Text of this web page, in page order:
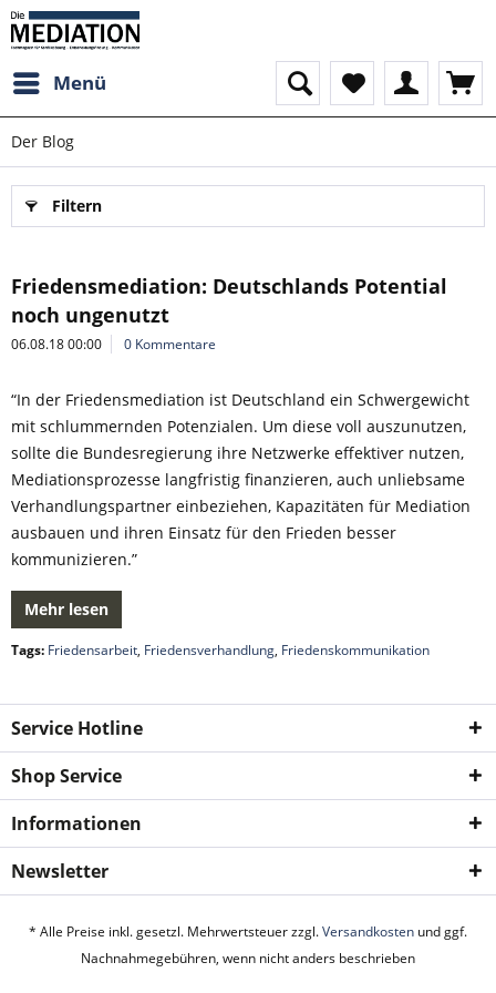
Menü
Der Blog
Filtern
Friedensmediation: Deutschlands Potential
noch ungenutzt
06.08.18 00:00 0 Kommentare
“In der Friedensmediation ist Deutschland ein Schwergewicht
mit schlummernden Potenzialen. Um diese voll auszunutzen,
sollte die Bundesregierung ihre Netzwerke effektiver nutzen,
Mediationsprozesse langfristig finanzieren, auch unliebsame
Verhandlungspartner einbeziehen, Kapazitäten für Mediation
ausbauen und ihren Einsatz für den Frieden besser
kommunizieren.”
Mehr lesen
Tags: Friedensarbeit, Friedensverhandlung, Friedenskommunikation
Service Hotline
Shop Service
Informationen
Newsletter
* Alle Preise inkl. gesetzl. Mehrwertsteuer zzgl.Versandkosten und ggf.
Nachnahmegebühren, wenn nicht anders beschrieben